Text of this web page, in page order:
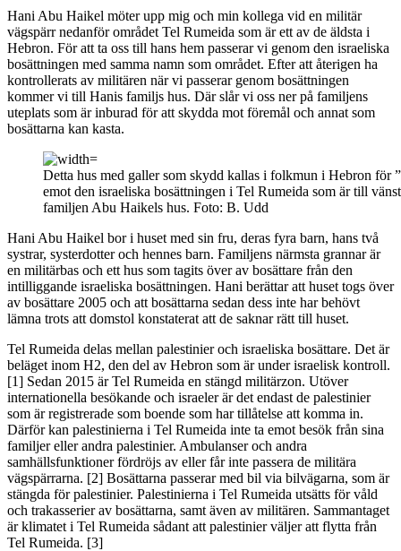
Hani Abu Haikel möter upp mig och min kollega vid en militär
vägspärr nedanför området Tel Rumeida som är ett av de äldsta i
Hebron. För att ta oss till hans hem passerar vi genom den israeliska
bosättningen med samma namn som området. Efter att återigen ha
kontrollerats av militären när vi passerar genom bosättningen
kommer vi till Hanis familjs hus. Där slår vi oss ner på familjens
uteplats som är inburad för att skydda mot föremål och annat som
bosättarna kan kasta.
Detta hus med galler som skydd kallas i folkmun i Hebron för
emot den israeliska bosättningen i Tel Rumeida som är till
familjen Abu Haikels hus. Foto: B. Udd
Hani Abu Haikel bor i huset med sin fru, deras fyra barn, hans två
systrar, systerdotter och hennes barn. Familjens närmsta grannar är
en militärbas och ett hus som tagits över av bosättare från den
intilliggande israeliska bosättningen. Hani berättar att huset togs över
av bosättare 2005 och att bosättarna sedan dess inte har behövt
lämna trots att domstol konstaterat att de saknar rätt till huset.
Tel Rumeida delas mellan palestinier och israeliska bosättare. Det är
beläget inom H2, den del av Hebron som är under israelisk kontroll.
[1] Sedan 2015 är Tel Rumeida en stängd militärzon. Utöver
internationella besökande och israeler är det endast de palestinier
som är registrerade som boende som har tillåtelse att komma in.
Därför kan palestinierna i Tel Rumeida inte ta emot besök från sina
familjer eller andra palestinier. Ambulanser och andra
samhällsfunktioner fördröjs av eller får inte passera de militära
vägspärrarna. [2] Bosättarna passerar med bil via bilvägarna, som är
stängda för palestinier. Palestinierna i Tel Rumeida utsätts för våld
och trakasserier av bosättarna, samt även av militären. Sammantaget
är klimatet i Tel Rumeida sådant att palestinier väljer att flytta från
Tel Rumeida. [3]